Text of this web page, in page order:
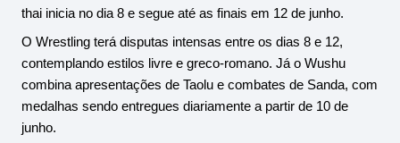
thai inicia no dia 8 e segue até as finais em 12 de junho.
O Wrestling terá disputas intensas entre os dias 8 e 12,
contemplando estilos livre e greco-romano. Já o Wushu
combina apresentações de Taolu e combates de Sanda, com
medalhas sendo entregues diariamente a partir de 10 de
junho.